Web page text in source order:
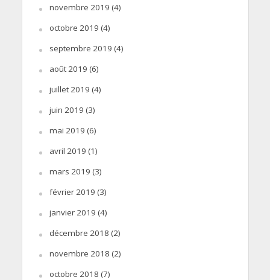
novembre 2019 (4)
octobre 2019 (4)
septembre 2019 (4)
août 2019 (6)
juillet 2019 (4)
juin 2019 (3)
mai 2019 (6)
avril 2019 (1)
mars 2019 (3)
février 2019 (3)
janvier 2019 (4)
décembre 2018 (2)
novembre 2018 (2)
octobre 2018 (7)